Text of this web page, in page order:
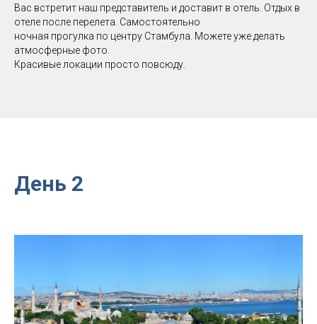
Вас встретит наш представитель и доставит в отель. Отдых в
отеле после перелета. Самостоятельно
ночная прогулка по центру Стамбула. Можете уже делать
атмосферные фото.
Красивые локации просто повсюду.
День 2